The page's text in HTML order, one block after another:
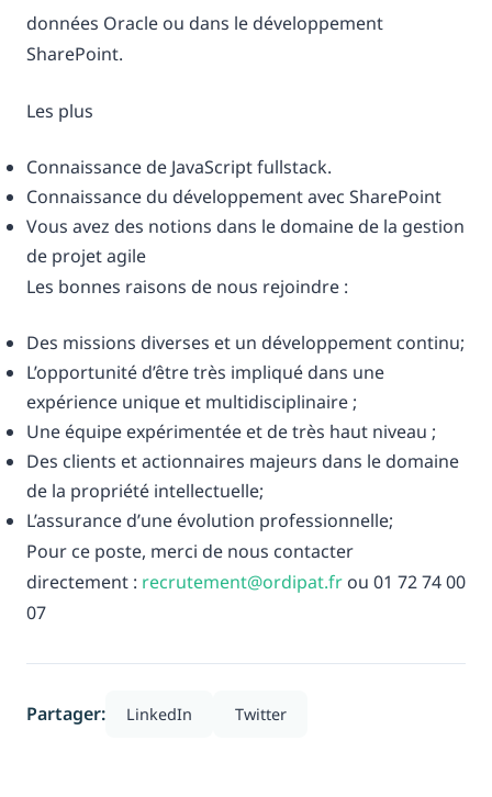
données Oracle ou dans le développement
SharePoint.
Les plus
Connaissance de JavaScript fullstack.
Connaissance du développement avec SharePoint
Vous avez des notions dans le domaine de la gestion
de projet agile
Les bonnes raisons de nous rejoindre :
Des missions diverses et un développement continu;
L’opportunité d’être très impliqué dans une
expérience unique et multidisciplinaire ;
Une équipe expérimentée et de très haut niveau ;
Des clients et actionnaires majeurs dans le domaine
de la propriété intellectuelle;
L’assurance d’une évolution professionnelle;
Pour ce poste, merci de nous contacter
directement : recrutement@ordipat.fr ou 01 72 74 00
07
Partager: LinkedIn Twitter